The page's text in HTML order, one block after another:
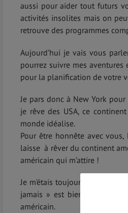
aussi pour aider tout futurs
activités insolites mais on
retrouve des programmes
Aujourd’hui je vais vous
pourrez suivre mes
pour la planification de votre
Je pars donc à New York
je rêve des USA, ce
monde idéalise.
Pour être honnête avec
laisse à rêver du continent
américain qui m’attire !
Je m’étais toujours dis que je
jamais » est bien vrai ! Car
américain.